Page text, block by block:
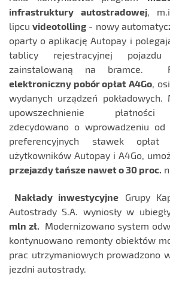
infrastruktury autostradowej,
lipcuvideotolling - nowy
oparty o aplikację Autopay i
tablicy rejestracyjnej
zainstalowaną na bramce.
elektroniczny pobór opłat A4Go,
wydanych urządzeń
upowszechnienie płatności
zdecydowano o wprowadzeniu
preferencyjnych stawek
użytkowników Autopay i A4Go,
przejazdy tańsze nawet o 30 proc.
Nakłady inwestycyjne Grupy
Autostrady S.A. wyniosły w
mln zł. Modernizowano system
kontynuowano remonty obiektów
prac utrzymaniowych prowadzono
jezdni autostrady.